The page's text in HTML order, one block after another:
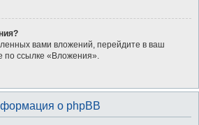
вами вложений, перейдите в ваш
по ссылке «Вложения».
о phpBB